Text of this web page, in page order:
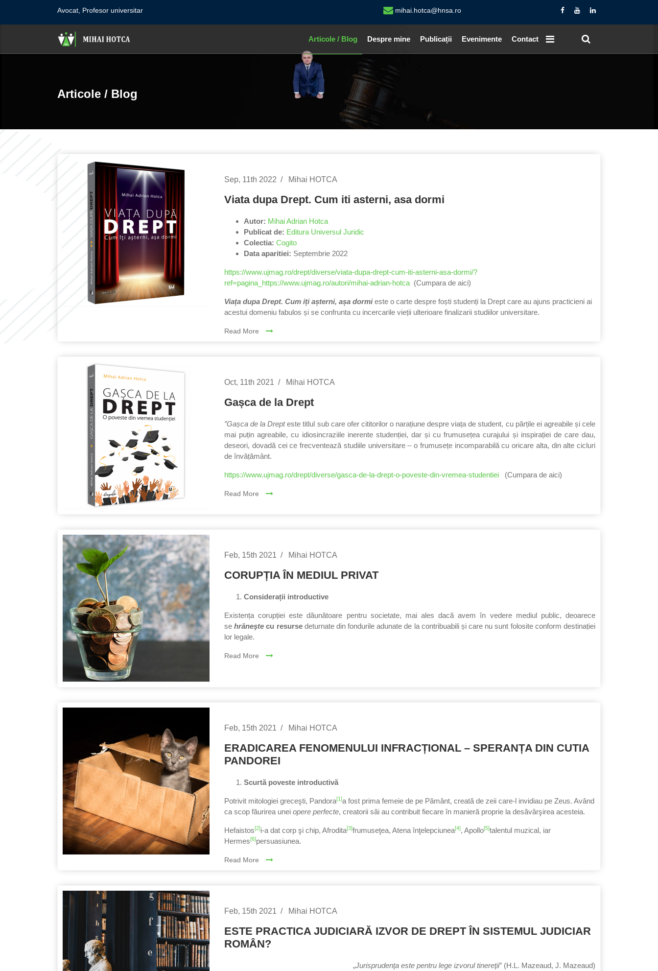
Avocat, Profesor universitar mihai.hotca@hnsa.ro
Articole / Blog Despre mine Publicații Evenimente Contact
Articole / Blog
Sep, 11th 2022 Mihai HOTCA
Viata dupa Drept. Cum iti asterni, asa dormi
Autor: Mihai Adrian Hotca
Publicat de: Editura Universul Juridic
Colectia: Cogito
Data aparitiei: Septembrie 2022
https://www.ujmag.ro/drept/diverse/viata-dupa-drept-cum-iti-asterni-asa-dormi/?
ref=pagina_https://www.ujmag.ro/autori/mihai-adrian-hotca (Cumpara de aici)
Viața dupa Drept. Cum iți așterni, așa dormieste o carte despre foști studenți la Drept care au ajuns practicieni ai
acestui domeniu fabulos și se confrunta cu incercarile vieții ulterioare finalizarii studiilor universitare.
Read More
Oct, 11th 2021 Mihai HOTCA
Gașca de la Drept
”Gașca de la Drepteste titlul sub care ofer cititorilor o narațiune despre viața de student, cu părțile ei agreabile și cele
mai puțin agreabile, cu idiosincraziile inerente studenției, dar și cu frumusețea curajului și inspirației de care dau,
deseori, dovadă cei ce frecventează studiile universitare – o frumusețe incomparabilă cu oricare alta, din alte cicluri
de învățământ.
https://www.ujmag.ro/drept/diverse/gasca-de-la-drept-o-poveste-din-vremea-studentiei (Cumpara de aici)
Read More
Feb, 15th 2021 Mihai HOTCA
CORUPȚIA ÎN MEDIUL PRIVAT
Considerații introductive
Existența corupției este dăunătoare pentru societate, mai ales dacă avem în vedere mediul public, deoarece
sehrăneşte cu resursedeturnate din fondurile adunate de la contribuabili și care nu sunt folosite conform destinației
lor legale.
Read More
Feb, 15th 2021 Mihai HOTCA
ERADICAREA FENOMENULUI INFRACȚIONAL – SPERANȚA DIN CUTIA
PANDOREI
Scurtă poveste introductivă
Potrivit mitologiei greceşti, Pandora[1]a fost pri­ma femeie de pe Pământ, creată de zeii care‑l invi­diau pe Zeus. Având
ca scop făurirea unei opere perfecte, creatorii săi au contribuit fiecare în manieră proprie la desăvârşirea acesteia.
Hefaistos[2]i‑a dat corp şi chip, Afrodita[3]fru­mu­seţea, Atena înţelepciunea[4], Apollo[5]talentul muzical, iar
Hermes[6]persuasiunea.
Read More
Feb, 15th 2021 Mihai HOTCA
ESTE PRACTICA JUDICIARĂ IZVOR DE DREPT ÎN SISTEMUL JUDICIAR
ROMÂN?
„Jurisprudenţa este pentru lege izvorul tinereţii” (H.L. Mazeaud, J. Mazeaud)